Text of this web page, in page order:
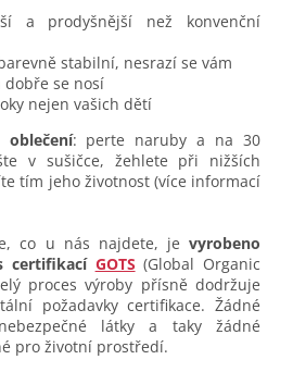
a prodyšnější než konvenční
stabilní, nesrazí se vám
se nosí
nejen vašich dětí
oblečení: perte naruby a na 30
v sušičce, žehlete při nižších
tím jeho životnost (více informací
co u nás najdete, je vyrobeno
certifikací GOTS (Global Organic
proces výroby přísně dodržuje
požadavky certifikace. Žádné
látky a taky žádné
pro životní prostředí.